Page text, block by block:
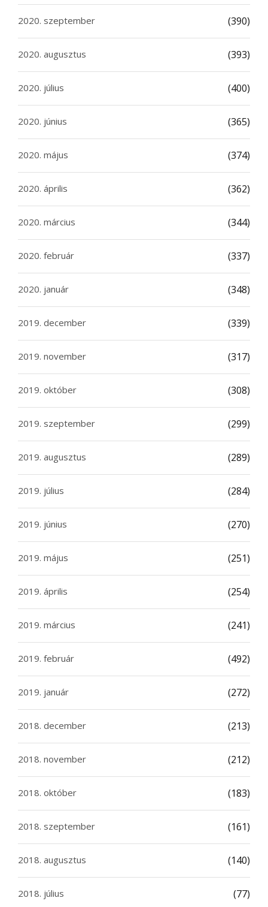
2020. szeptember (390)
2020. augusztus (393)
2020. július (400)
2020. június (365)
2020. május (374)
2020. április (362)
2020. március (344)
2020. február (337)
2020. január (348)
2019. december (339)
2019. november (317)
2019. október (308)
2019. szeptember (299)
2019. augusztus (289)
2019. július (284)
2019. június (270)
2019. május (251)
2019. április (254)
2019. március (241)
2019. február (492)
2019. január (272)
2018. december (213)
2018. november (212)
2018. október (183)
2018. szeptember (161)
2018. augusztus (140)
2018. július (77)